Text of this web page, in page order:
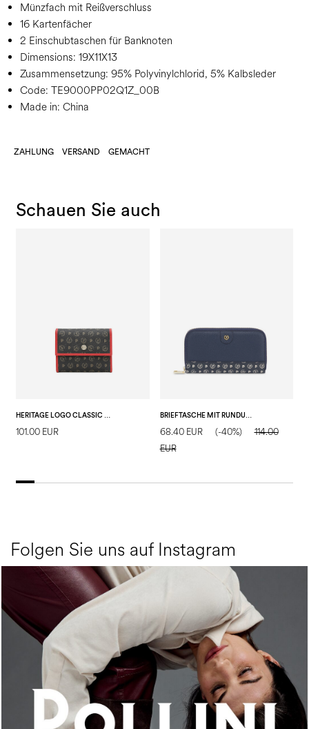
Münzfach mit Reißverschluss
16 Kartenfächer
2 Einschubtaschen für Banknoten
Dimensions: 19X11X13
Zusammensetzung: 95% Polyvinylchlorid, 5% Kalbsleder
Code: TE9000PP02Q1Z_00B
Made in: China
ZAHLUNG VERSAND GEMACHT
Schauen Sie auch
HERITAGE LOGO CLASSIC BRIEFTASCHE MIT KNOPF
101.00 EUR
BRIEFTASCHE MIT RUNDUM-REISSVERSCHLUSS
68.40 EUR (-40%)
114.00
EUR
Folgen Sie uns auf Instagram
An ode to the house’s vibrant Italian roots, the new...